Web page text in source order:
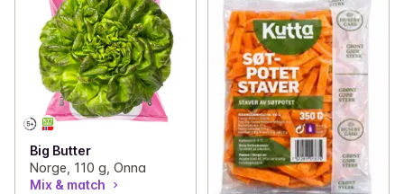
Big Butter
Norge, 110 g, Onna
Mix & match